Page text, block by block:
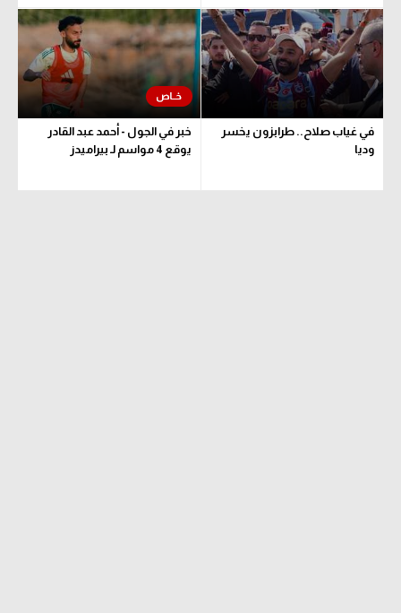
ركن الألعاب
أقسام خاصة
Gamers
ميركاتو
في غياب صلاح.. طرابزون يخسر
وديا
خبر في الجول - أحمد عبد القادر
يوقع 4 مواسم لـ بيراميدز